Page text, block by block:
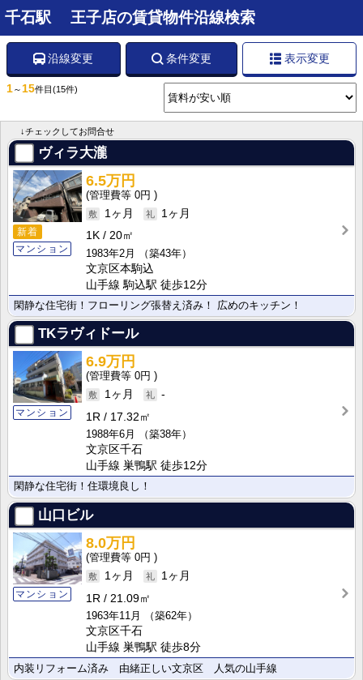
千石駅 王子店の賃貸物件沿線検索
沿線変更 条件変更 表示変更
1～15件目 (15件)
↓チェックしてお問合せ
ヴィラ大瀧
新着
マンション
6.5万円
0円
1ヶ月
1ヶ月
1K
20㎡
1983年2月
（築43年）
文京区本駒込
山手線 駒込駅 徒歩12分
閑静な住宅街！フローリング張替え済み！ 広めのキッチン！
TKラヴィドール
マンション
6.9万円
0円
1ヶ月
-
1R
17.32㎡
1988年6月
（築38年）
文京区千石
山手線 巣鴨駅 徒歩12分
閑静な住宅街！住環境良し！
山口ビル
マンション
8.0万円
0円
1ヶ月
1ヶ月
1R
21.09㎡
1963年11月
（築62年）
文京区千石
山手線 巣鴨駅 徒歩8分
内装リフォーム済み 由緒正しい文京区 人気の山手線